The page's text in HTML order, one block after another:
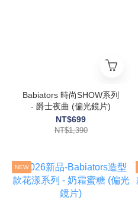
Babiators 時尚SHOW系列
- 爵士夜曲 (偏光鏡片)
NT$699
NT$1,390
NEW